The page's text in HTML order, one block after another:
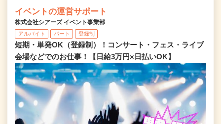
イベントの運営サポート
株式会社シアーズ イベント事業部
アルバイト パート 登録制
短期・単発OK（登録制）！コンサート・フェス・ライブ
会場などでのお仕事！【日給3万円×日払いOK】